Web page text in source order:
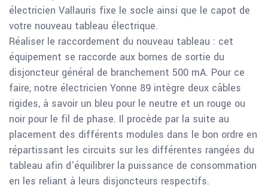
électricien Vallauris fixe le socle ainsi que le capot de
votre nouveau tableau électrique.
Réaliser le raccordement du nouveau tableau : cet
équipement se raccorde aux bornes de sortie du
disjoncteur général de branchement 500 mA. Pour ce
faire, notre électricien Yonne 89 intègre deux câbles
rigides, à savoir un bleu pour le neutre et un rouge ou
noir pour le fil de phase. Il procède par la suite au
placement des différents modules dans le bon ordre en
répartissant les circuits sur les différentes rangées du
tableau afin d’équilibrer la puissance de consommation
en les reliant à leurs disjoncteurs respectifs.